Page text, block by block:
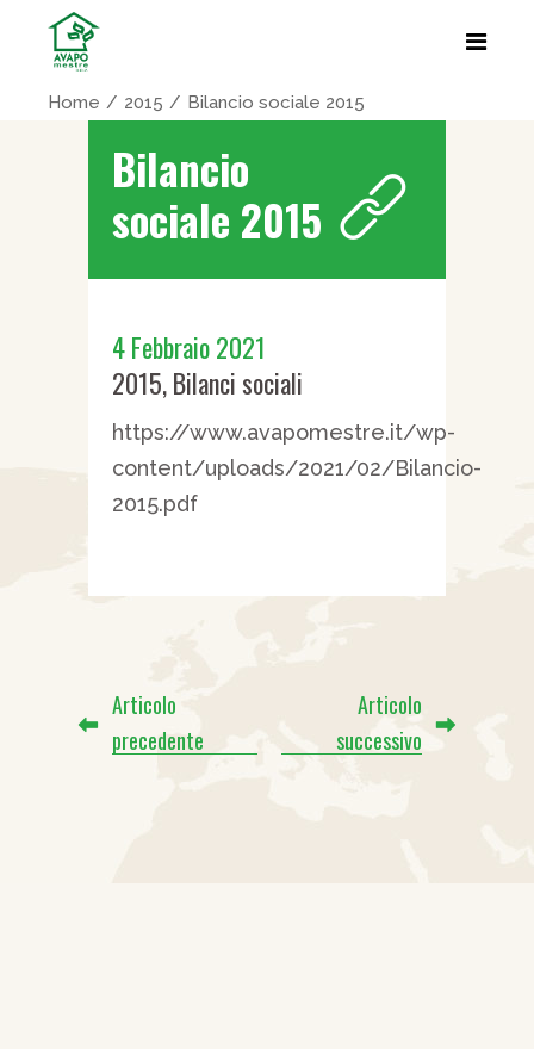
Home 2015 Bilancio sociale 2015
Bilancio
sociale 2015
4 Febbraio 2021
2015,Bilanci sociali
https://www.avapomestre.it/wp-
content/uploads/2021/02/Bilancio-
2015.pdf
Articolo
precedente
Articolo
successivo